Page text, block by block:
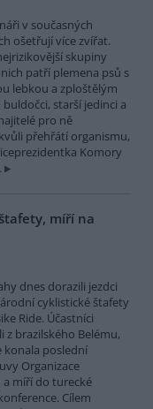
v současných
ošetřují více zvířat.
skupiny
patří plemena psů s
lebkou a zploštělým
starší jedinci a
pro ně
přehřátí organismu,
Komory
míří na
dnes dorazili jezdci
cyklistické štafety
Ride. Účastníci
z brazilského Belému,
konala poslední
Organizace
a míří do turecké
Cílem